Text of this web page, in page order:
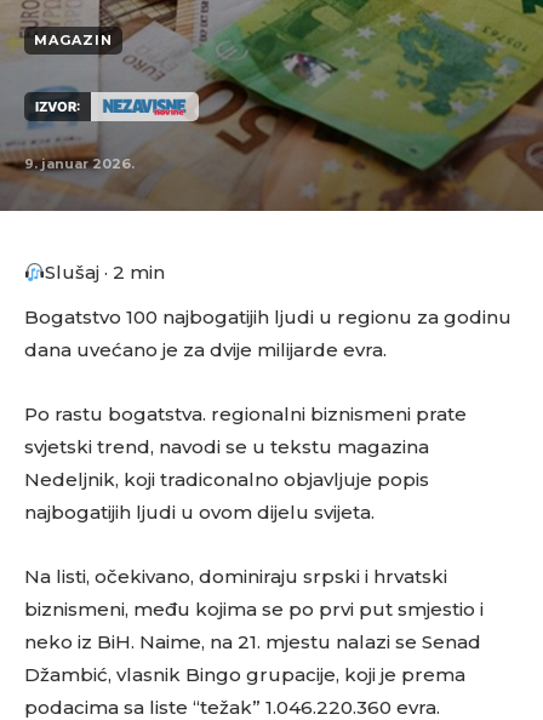
MAGAZIN
IZVOR:
9. januar 2026.
Slušaj · 2 min
Bogatstvo 100 najbogatijih ljudi u regionu za godinu
dana uvećano je za dvije milijarde evra.
Po rastu bogatstva. regionalni biznismeni prate
svjetski trend, navodi se u tekstu magazina
Nedeljnik, koji tradiconalno objavljuje popis
najbogatijih ljudi u ovom dijelu svijeta.
Na listi, očekivano, dominiraju srpski i hrvatski
biznismeni, među kojima se po prvi put smjestio i
neko iz BiH. Naime, na 21. mjestu nalazi se Senad
Džambić, vlasnik Bingo grupacije, koji je prema
podacima sa liste “težak” 1.046.220.360 evra.